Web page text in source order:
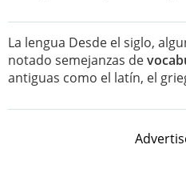
La lengua Desde el siglo,
notado semejanzas de
antiguas como el latín, el